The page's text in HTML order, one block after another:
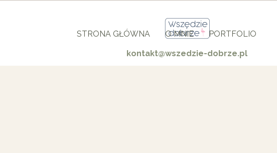
STRONA GŁÓWNA O MNIE PORTFOLIO
kontakt@wszedzie-dobrze.pl